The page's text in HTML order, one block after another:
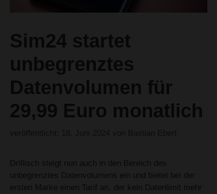
Sim24 startet
unbegrenztes
Datenvolumen für
29,99 Euro monatlich
Drillisch steigt nun auch in den Bereich des
unbegrenztes Datenvolumens ein und bietet bei der
ersten Marke einen Tarif an, der kein Datenlimit mehr